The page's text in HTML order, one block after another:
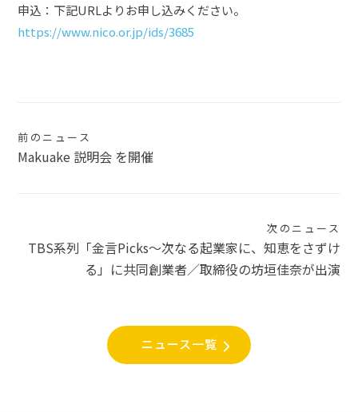
申込：下記URLよりお申し込みください。
https://www.nico.or.jp/ids/3685
投
稿
ゲ
前のニュース
Makuake 説明会 を開催
次のニュース
TBS系列「金言Picks〜次なる起業家に、知恵をさずけ
る」に共同創業者／取締役の坊垣佳奈が出演
ニュース一覧